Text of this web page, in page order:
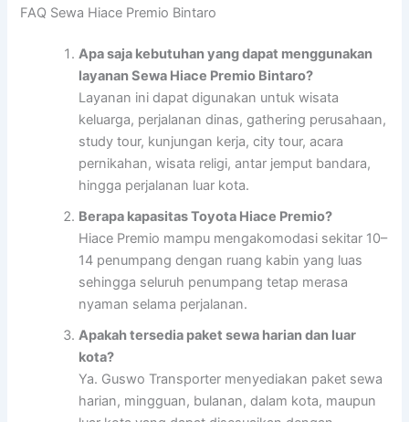
FAQ Sewa Hiace Premio Bintaro
Apa saja kebutuhan yang dapat menggunakan
layanan Sewa Hiace Premio Bintaro?
Layanan ini dapat digunakan untuk wisata
keluarga, perjalanan dinas, gathering perusahaan,
study tour, kunjungan kerja, city tour, acara
pernikahan, wisata religi, antar jemput bandara,
hingga perjalanan luar kota.
Berapa kapasitas Toyota Hiace Premio?
Hiace Premio mampu mengakomodasi sekitar 10–
14 penumpang dengan ruang kabin yang luas
sehingga seluruh penumpang tetap merasa
nyaman selama perjalanan.
Apakah tersedia paket sewa harian dan luar
kota?
Ya. Guswo Transporter menyediakan paket sewa
harian, mingguan, bulanan, dalam kota, maupun